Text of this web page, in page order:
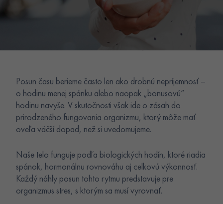
Posun času berieme často len ako drobnú nepríjemnosť –
o hodinu menej spánku alebo naopak „bonusovú“
hodinu navyše. V skutočnosti však ide o zásah do
prirodzeného fungovania organizmu, ktorý môže mať
oveľa väčší dopad, než si uvedomujeme.
Naše telo funguje podľa biologických hodín, ktoré riadia
spánok, hormonálnu rovnováhu aj celkovú výkonnosť.
Každý náhly posun tohto rytmu predstavuje pre
organizmus stres, s ktorým sa musí vyrovnať.